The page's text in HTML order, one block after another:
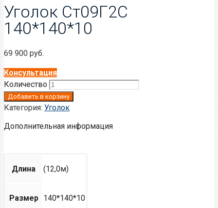
Уголок Ст09Г2С
140*140*10
69 900 руб.
Консультация
Количество
Добавить в корзину
Категория: Уголок
Дополнительная информация
Длина (12,0м)
Размер 140*140*10